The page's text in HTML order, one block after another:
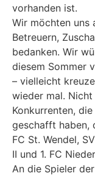
vorhanden ist.
Wir möchten uns
Betreuern,
bedanken. Wir
diesem Sommer
– vielleicht
wieder mal.
Konkurrenten,
geschafft haben,
FC St. Wendel,
II und 1. FC
An die Spieler